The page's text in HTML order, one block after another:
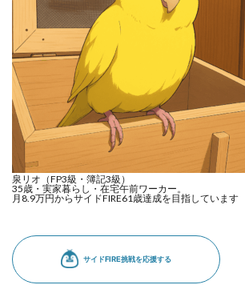
泉リオ（FP3級・簿記3級）
35歳・実家暮らし・在宅午前ワーカー。
月8.9万円からサイドFIRE61歳達成を目指しています